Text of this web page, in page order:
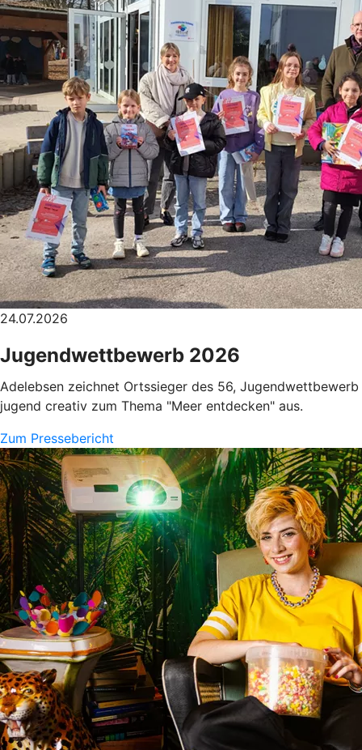
24.07.2026
Jugendwettbewerb 2026
Adelebsen zeichnet Ortssieger des 56, Jugendwettbewerb
jugend creativ zum Thema "Meer entdecken" aus.
Zum Pressebericht